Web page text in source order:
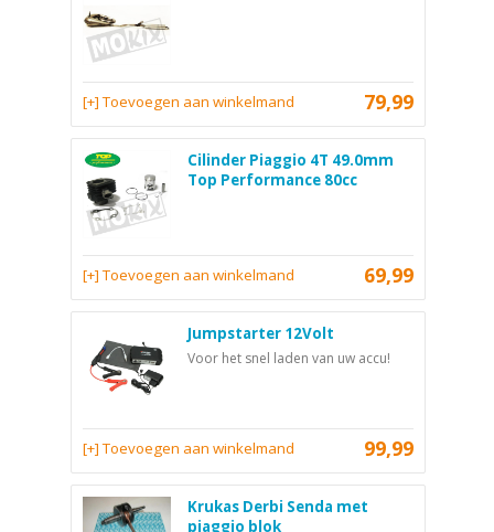
79,99
[+] Toevoegen aan winkelmand
Cilinder Piaggio 4T 49.0mm
Top Performance 80cc
69,99
[+] Toevoegen aan winkelmand
Jumpstarter 12Volt
Voor het snel laden van uw accu!
99,99
[+] Toevoegen aan winkelmand
Krukas Derbi Senda met
piaggio blok